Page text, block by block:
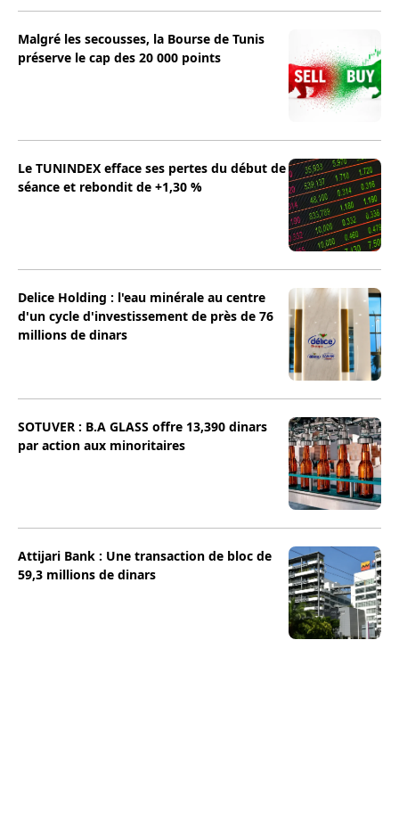
Malgré les secousses, la Bourse de Tunis
préserve le cap des 20 000 points
Le TUNINDEX efface ses pertes du début de
séance et rebondit de +1,30 %
Delice Holding : l'eau minérale au centre
d'un cycle d'investissement de près de 76
millions de dinars
SOTUVER : B.A GLASS offre 13,390 dinars
par action aux minoritaires
Attijari Bank : Une transaction de bloc de
59,3 millions de dinars